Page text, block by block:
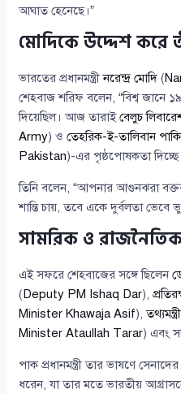
আঘাত হেনেছে।”
মোদিকে উদ্দেশ করে
ভারতের প্রধানমন্ত্রীনরেন্দ্র মোদি (
শেহবাজ শরিফ বলেন, “বিশ্ব জানে
দিয়েছিল। আজ তারাইবেলুচ
Army) ওতেহরিক-ই-তালিবান
Pakistan)-এর পৃষ্ঠপোষকতা
তিনি বলেন, “আপনার আগুনঝরা
শান্তি চায়, তবে একে দুর্বলতা ভেবে
সামরিক ও
এই সফরে শেহবাজের সঙ্গে ছিলেন
( Deputy PM Ishaq Dar),
Minister Khawaja Asif),
Minister Ataullah Tarar) এবং
পাক প্রধানমন্ত্রী তার ভাষণে
ধরেন, যা তার মতে ভারতীয়